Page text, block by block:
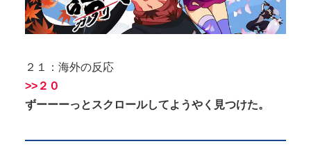
２１：海外の反応
>>２０
ずーーーっとスクロールしてようやく見つけた。